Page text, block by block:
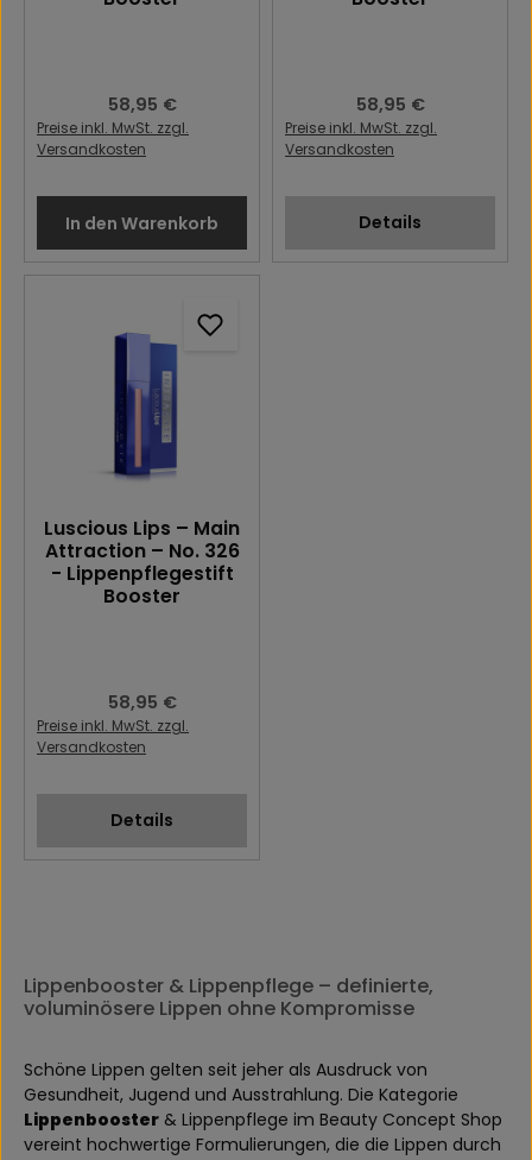
Regulärer Preis:
58,95 €
Preise inkl. MwSt. zzgl.
Versandkosten
In den Warenkorb
Regulärer Preis:
58,95 €
Preise inkl. MwSt. zzgl.
Versandkosten
Details
Luscious Lips – Main
Attraction – No. 326
- Lippenpflegestift
Booster
Regulärer Preis:
58,95 €
Preise inkl. MwSt. zzgl.
Versandkosten
Details
Lippenbooster & Lippenpflege – definierte,
voluminösere Lippen ohne Kompromisse
Schöne Lippen gelten seit jeher als Ausdruck von
Gesundheit, Jugend und Ausstrahlung. Die Kategorie
Lippenbooster & Lippenpflege im Beauty Concept Shop
vereint hochwertige Formulierungen, die die Lippen durch